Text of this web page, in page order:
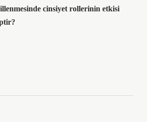
cinsiyet rollerinin etkisi